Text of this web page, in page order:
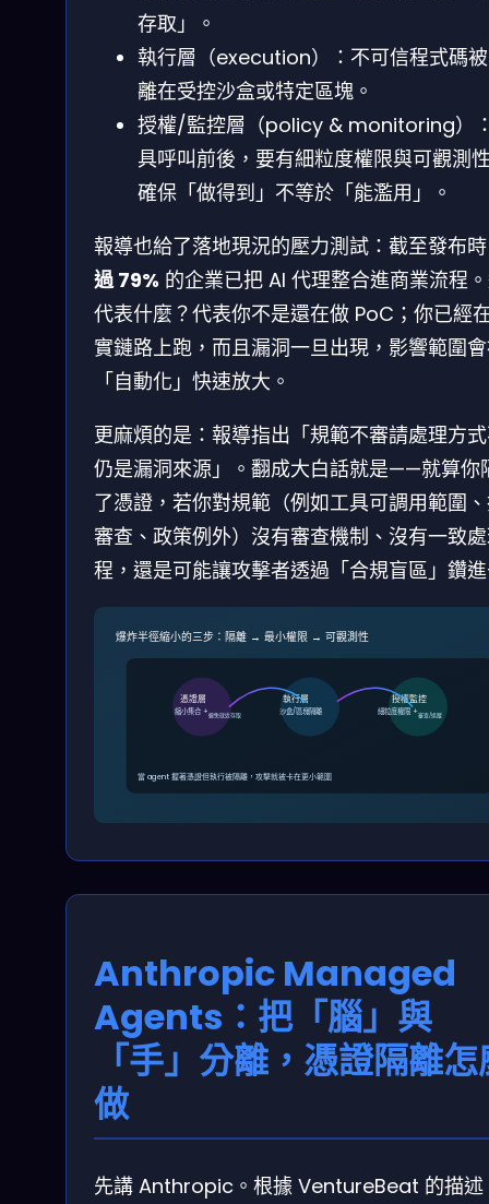
存取」。
執行層（execution）：不可信程式碼
離在受控沙盒或特定區塊。
授權/監控層（policy & monitoring）
具呼叫前後，要有細粒度權限與可觀測
確保「做得到」不等於「能濫用」。
報導也給了落地現況的壓力測試：截至發布
過 79% 的企業已把 AI 代理整合進商業流程
代表什麼？代表你不是還在做 PoC；你已經
實鏈路上跑，而且漏洞一旦出現，影響範圍
「自動化」快速放大。
更麻煩的是：報導指出「規範不審請處理方
仍是漏洞來源」。翻成大白話就是——就算你
了憑證，若你對規範（例如工具可調用範圍
審查、政策例外）沒有審查機制、沒有一致
程，還是可能讓攻擊者透過「合規盲區」鑽
爆炸半徑縮小的三步：隔離 → 最小權限 → 可觀測性
憑證層
縮小集合 +
避免就近存取
執行層
沙盒/區塊隔離
授權監控
細粒度權限 +
審查/追蹤
當 agent 握著憑證但執行被隔離，攻擊就被卡在更小範圍
Anthropic Managed
Agents：把「腦」與
「手」分離，憑證隔離
做
先講 Anthropic。根據 VentureBeat 的描述